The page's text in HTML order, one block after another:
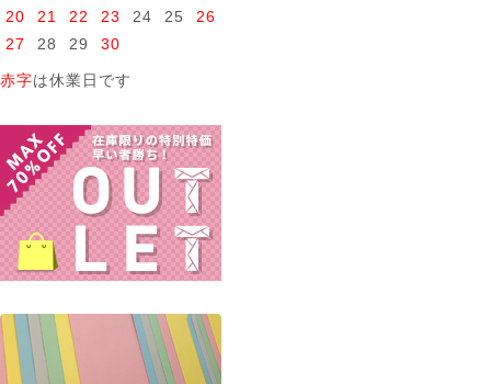
20
21 22 23 24 25
26
27
28 29 30
赤字は休業日です